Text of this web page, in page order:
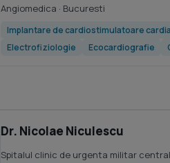
Angiomedica · Bucuresti
Implantare de cardiostimulatoare
Electrofiziologie
Ecocardiografie
Dr. Nicolae Niculescu
Spitalul clinic de urgenta militar central